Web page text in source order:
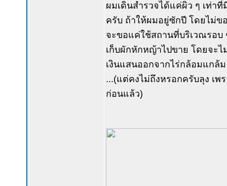
ผมเดินสำรวจได้แค่ผิว ๆ เท่า
ครับ ถ้าให้ผมอยู่ซักปี โดยไม่ข
จะขอแค่ใช้สถานที่บริเวณรอบ
เก็บผักหักหญ้าไปขาย โดยจะ
เงินแสนออกจากไร่กล้อมแก
...(แต่คงไม่ถึงหรอกครับลุง เ
ก่อนแล้ว)